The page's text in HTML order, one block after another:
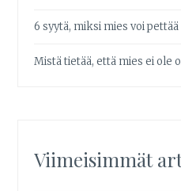
6 syytä, miksi mies voi
Mistä tietää, että mies ei ole
Viimeisimmät